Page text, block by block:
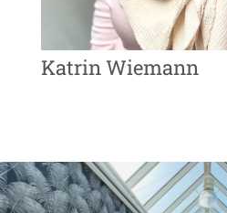
Katrin Wiemann